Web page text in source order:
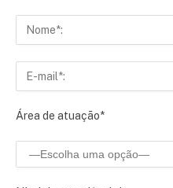
Área de atuação*